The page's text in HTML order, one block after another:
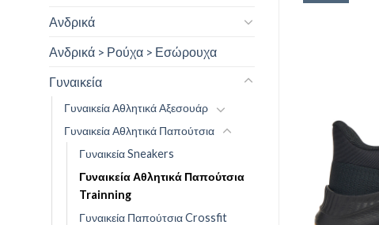
Ανδρικά
Ανδρικά > Ρούχα > Εσώρουχα
Γυναικεία
Γυναικεία Αθλητικά Αξεσουάρ
Γυναικεία Αθλητικά Παπούτσια
Γυναικεία Sneakers
Γυναικεία Αθλητικά Παπούτσια
Trainning
Γυναικεία Παπούτσια Crossfit